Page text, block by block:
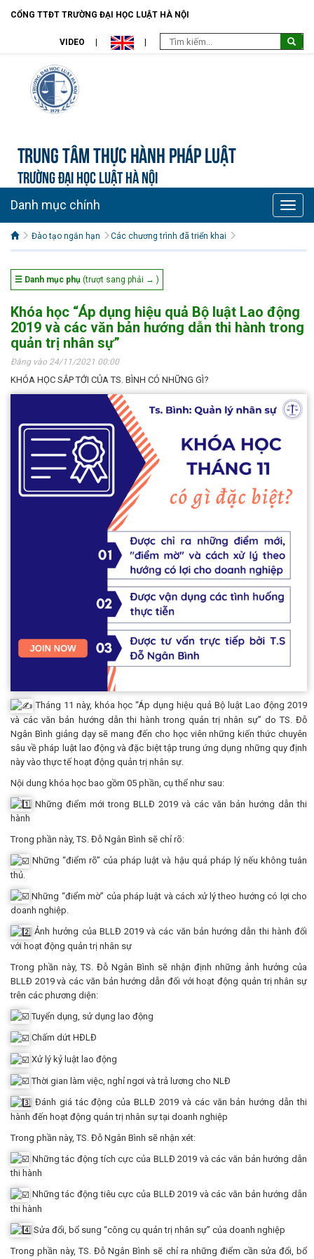
CỔNG TTĐT TRƯỜNG ĐẠI HỌC LUẬT HÀ NỘI
VIDEO
Trung tâm Thực hành pháp luật
TRƯỜNG ĐẠI HỌC LUẬT HÀ NỘI
Toggle
Danh mục chính
Đào tạo ngắn hạn Các chương trình đã triển khai
☰ Danh mục phụ (trượt sang phải → )
Khóa học “Áp dụng hiệu quả Bộ luật Lao động
2019 và các văn bản hướng dẫn thi hành trong
quản trị nhân sự”
Đăng vào 24/11/2021 00:00
KHÓA HỌC SẮP TỚI CỦA TS. BÌNH CÓ NHỮNG GÌ?
Tháng 11 này, khóa học “Áp dụng hiệu quả Bộ luật Lao động 2019
và các văn bản hướng dẫn thi hành trong quản trị nhân sự” do TS. Đỗ
Ngân Bình giảng dạy sẽ mang đến cho học viên những kiến thức chuyên
sâu về pháp luật lao động và đặc biệt tập trung ứng dụng những quy định
này vào thực tế hoạt động quản trị nhân sự.
Nội dung khóa học bao gồm 05 phần, cụ thể như sau:
Những điểm mới trong BLLĐ 2019 và các văn bản hướng dẫn thi
hành
Trong phần này, TS. Đỗ Ngân Bình sẽ chỉ rõ:
Những “điểm rõ” của pháp luật và hậu quả pháp lý nếu không tuân
thủ.
Những “điểm mờ” của pháp luật và cách xử lý theo hướng có lợi cho
doanh nghiệp.
Ảnh hưởng của BLLĐ 2019 và các văn bản hướng dẫn thi hành đối
với hoạt động quản trị nhân sự
Trong phần này, TS. Đỗ Ngân Bình sẽ nhận định những ảnh hưởng của
BLLĐ 2019 và các văn bản hướng dẫn đối với hoạt động quản trị nhân sự
trên các phương diện:
Tuyển dụng, sử dụng lao động
Chấm dứt HĐLĐ
Xử lý kỷ luật lao động
Thời gian làm việc, nghỉ ngơi và trả lương cho NLĐ
Đánh giá tác động của BLLĐ 2019 và các văn bản hướng dẫn thi
hành đến hoạt động quản trị nhân sự tại doanh nghiệp
Trong phần này, TS. Đỗ Ngân Bình sẽ nhận xét:
Những tác động tích cực của BLLĐ 2019 và các văn bản hướng dẫn
thi hành
Những tác động tiêu cực của BLLĐ 2019 và các văn bản hướng dẫn
thi hành
Sửa đổi, bổ sung “công cụ quản trị nhân sự” của doanh nghiệp
Trong phần này, TS. Đỗ Ngân Bình sẽ chỉ ra những điểm cần sửa đổi, bổ